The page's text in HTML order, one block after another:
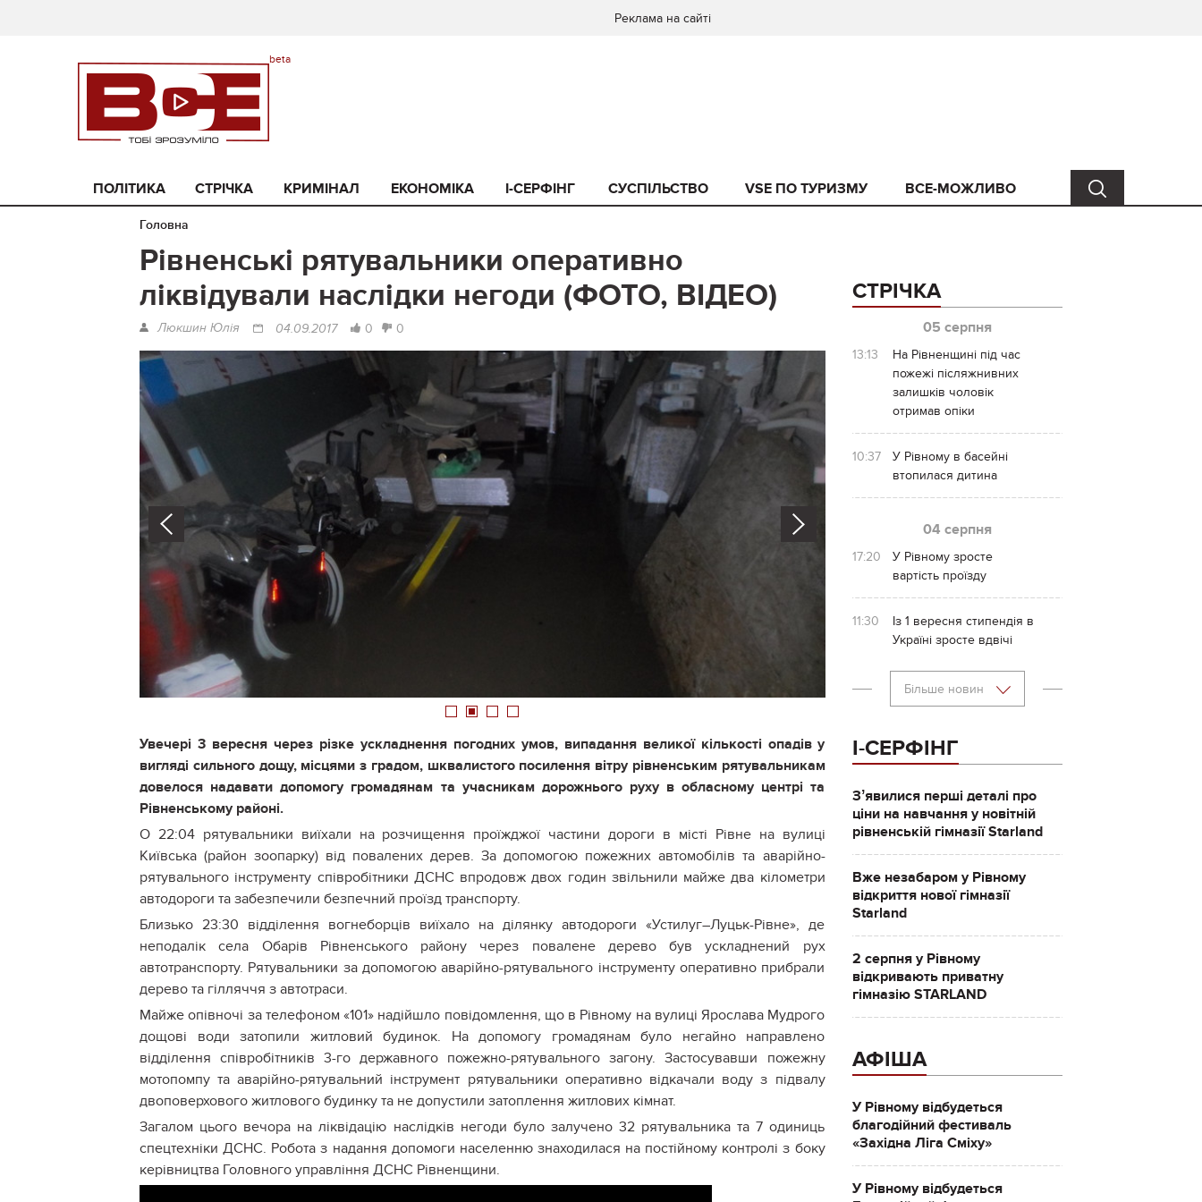
Реклама на сайті
ПОЛІТИКА СТРІЧКА КРИМІНАЛ ЕКОНОМІКА I-СЕРФІНГ СУСПІЛЬСТВО VSE ПО ТУРИЗМУ ВСЕ-МОЖЛИВО
Головна
Рівненські рятувальники оперативно
ліквідували наслідки негоди (ФОТО, ВІДЕО)
Люкшин Юлія 04.09.2017 0 0
Prev
1 2 3 4
Увечері 3 вересня через різке ускладнення погодних умов, випадання великої кількості опадів у
вигляді сильного дощу, місцями з градом, шквалистого посилення вітру рівненським рятувальникам
довелося надавати допомогу громадянам та учасникам дорожнього руху в обласному центрі та
Рівненському районі.
О 22:04 рятувальники виїхали на розчищення проїжджої частини дороги в місті Рівне на вулиці
Київська (район зоопарку) від повалених дерев. За допомогою пожежних автомобілів та аварійно-
рятувального інструменту співробітники ДСНС впродовж двох годин звільнили майже два кілометри
автодороги та забезпечили безпечний проїзд транспорту.
Близько 23:30 відділення вогнеборців виїхало на ділянку автодороги «Устилуг–Луцьк-Рівне», де
неподалік села Обарів Рівненського району через повалене дерево був ускладнений рух
автотранспорту. Рятувальники за допомогою аварійно-рятувального інструменту оперативно прибрали
дерево та гілляччя з автотраси.
Майже опівночі за телефоном «101» надійшло повідомлення, що в Рівному на вулиці Ярослава Мудрого
дощові води затопили житловий будинок. На допомогу громадянам було негайно направлено
відділення співробітників 3-го державного пожежно-рятувального загону. Застосувавши пожежну
мотопомпу та аварійно-рятувальний інструмент рятувальники оперативно відкачали воду з підвалу
двоповерхового житлового будинку та не допустили затоплення житлових кімнат.
Загалом цього вечора на ліквідацію наслідків негоди було залучено 32 рятувальника та 7 одиниць
спецтехніки ДСНС. Робота з надання допомоги населенню знаходилася на постійному контролі з боку
керівництва Головного управління ДСНС Рівненщини.
СТРІЧКА
05 серпня
13:13
На Рівненщині під час
пожежі післяжнивних
залишків чоловік
отримав опіки
10:37
У Рівному в басейні
втопилася дитина
04 серпня
17:20
У Рівному зросте
вартість проїзду
11:30
Із 1 вересня стипендія в
Україні зросте вдвічі
Більше новин
І-СЕРФІНГ
Зʼявилися перші деталі про
ціни на навчання у новітній
рівненській гімназії Starland
Вже незабаром у Рівному
відкриття нової гімназії
Starland
2 серпня у Рівному
відкривають приватну
гімназію STARLAND
АФІША
У Рівному відбудеться
благодійний фестиваль
«Західна Ліга Сміху»
У Рівному відбудеться